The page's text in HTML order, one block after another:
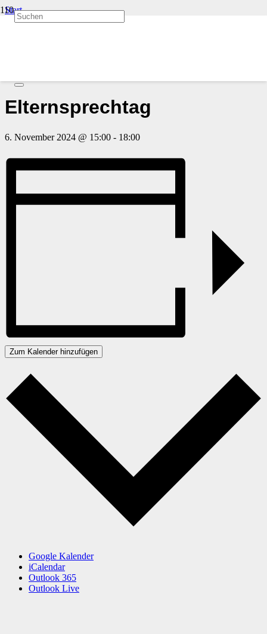
Start
Veranstaltungen
Elternsprechtag
6. November 2024 @ 15:00 - 18:00
Zum Kalender hinzufügen
Google Kalender
iCalendar
Outlook 365
Outlook Live